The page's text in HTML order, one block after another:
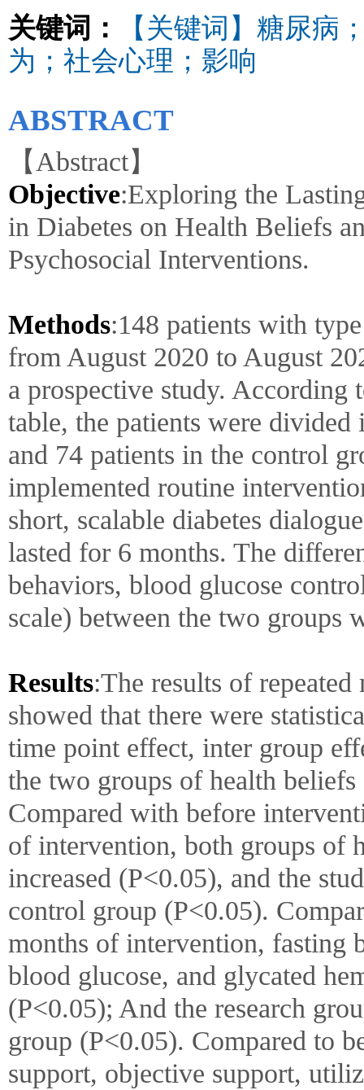
关键词：
【关键词】糖尿病
为；社会心理；影响
ABSTRACT
【Abstract】
Objective:Exploring the
in Diabetes on Health Beliefs
Psychosocial Interventions.
Methods:148 patients with
from August 2020 to August
a prospective study. According
table, the patients were
and 74 patients in the control
implemented routine
short, scalable diabetes
lasted for 6 months. The
behaviors, blood glucose
scale) between the two groups
Results:The results of repeated
showed that there were
time point effect, inter group
the two groups of health
Compared with before
of intervention, both groups of
increased (P<0.05), and the
control group (P<0.05).
months of intervention, fasting
blood glucose, and glycated
(P<0.05); And the research
group (P<0.05). Compared to
support, objective support,